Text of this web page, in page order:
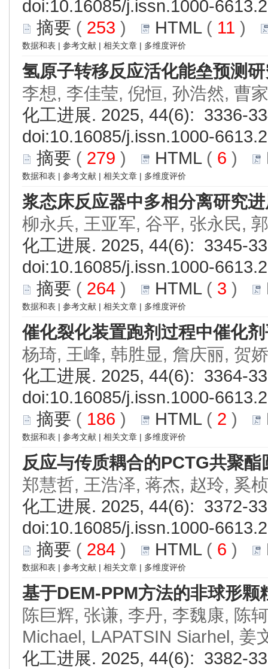
doi:10.16085/j.issn.1000-
摘要 ( 253 ) HTML( 11 )
数据和表 | 参考文献 | 相关文章 | 多维度评价
氢原子转移反应活化能垒预测
李想, 李佳莹, 倪恒, 孙浩然, 曹
化工进展. 2025, 44(6): 3336-
doi:10.16085/j.issn.1000-
摘要 ( 279 ) HTML( 6 )
数据和表 | 参考文献 | 相关文章 | 多维度评价
浆态床反应器中多相分离研究
柳永兵, 王亚军, 谷平, 张永民,
化工进展. 2025, 44(6): 3345-
doi:10.16085/j.issn.1000-
摘要 ( 264 ) HTML( 3 )
数据和表 | 参考文献 | 相关文章 | 多维度评价
催化裂化装置跑剂过程中催化
杨琦, 王峰, 韩胜显, 詹庆丽, 贺
化工进展. 2025, 44(6): 3364-
doi:10.16085/j.issn.1000-
摘要 ( 186 ) HTML( 2 )
数据和表 | 参考文献 | 相关文章 | 多维度评价
反应与传质耦合的PCTG共聚酯
郑慧哲, 王浩泽, 蒋杰, 赵玲, 奚
化工进展. 2025, 44(6): 3372-
doi:10.16085/j.issn.1000-
摘要 ( 284 ) HTML( 6 )
数据和表 | 参考文献 | 相关文章 | 多维度评价
基于DEM-PPM方法的非球形颗
陈巨辉, 张谦, 李丹, 李魏康, 陈
Michael, LAPATSIN Siarhel, 姜
化工进展. 2025, 44(6): 3382-